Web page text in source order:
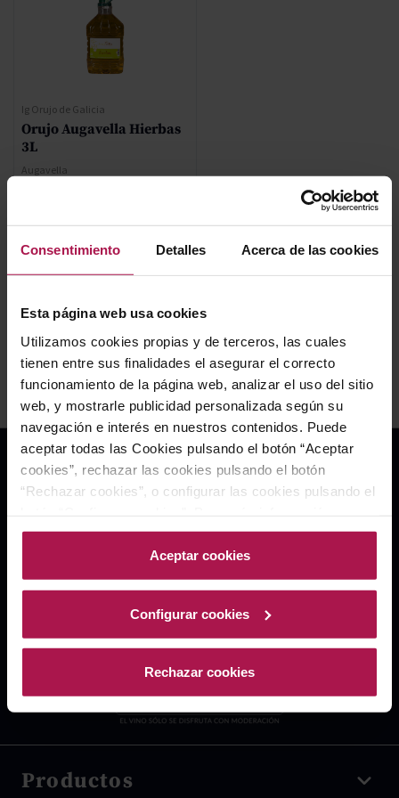
Consentimiento Detalles Acerca de las cookies
Esta página web usa cookies
Utilizamos cookies propias y de terceros, las cuales
tienen entre sus finalidades el asegurar el correcto
funcionamiento de la página web, analizar el uso del sitio
web, y mostrarle publicidad personalizada según su
navegación e interés en nuestros contenidos. Puede
aceptar todas las Cookies pulsando el botón “Aceptar
cookies”, rechazar las cookies pulsando el botón
“Rechazar cookies”, o configurar las cookies pulsando el
acceda a nuestra Política de Cookies.Para más
información acceda a nuestraPolítica de Cookies
Aceptar cookies
Configurar cookies
Rechazar cookies
Ig Orujo de Galicia
Orujo Augavella Hierbas
3L
Augavella
Precio especial
35,21 €
50,30 €
AÑADIR
Productos